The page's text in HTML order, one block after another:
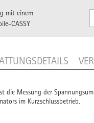
mit einem
CASSY
die Messung der
im Kurzschlussbetrieb.